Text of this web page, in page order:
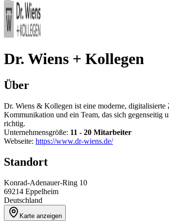
Dr. Wiens + Kollegen
Über
Dr. Wiens & Kollegen ist eine moderne,
Kommunikation und ein Team, das sich gegenseitig
richtig.
Unternehmensgröße: 11 - 20 Mitarbeiter
Webseite: https://www.dr-wiens.de/
Standort
Konrad-Adenauer-Ring 10
69214 Eppelheim
Deutschland
Karte anzeigen